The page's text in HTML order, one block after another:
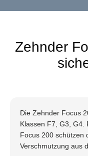
Zehnder
Die Zehnder Focus
Klassen F7, G3, G4.
Focus 200 schützen
Verschmutzung aus